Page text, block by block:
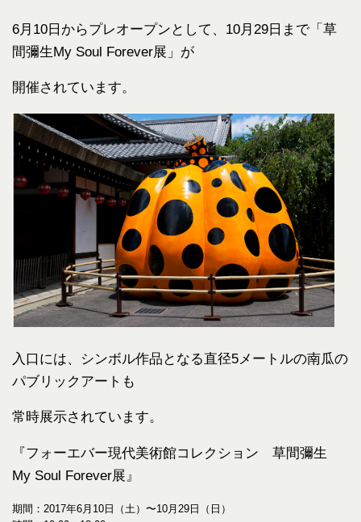
6月10日からプレオープンとして、10月29日まで「草
間彌生My Soul Forever展」が
開催されています。
入口には、シンボル作品となる直径5メートルの南瓜の
パブリックアートも
常時展示されています。
『フォーエバー現代美術館コレクション 草間彌生
My Soul Forever展』
期間：2017年6月10日（土）〜10月29日（日）